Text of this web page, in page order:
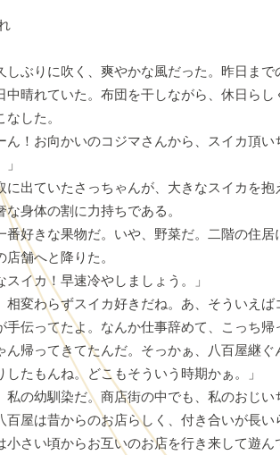
しぶりに吹く、爽やかな風だった。昨日まで
中晴れていた。布団を干しながら、休日ら
した。
ん！お向かいのコジマさんから、スイカ頂
に出ていたさっちゃんが、大きなスイカを
身体の割に力持ちである。
番好きな果物だ。いや、野菜だ。二階の住
舗へと降りた。
スイカ！早速冷やしましょう。」
相変わらずスイカ好きだね。あ、そういえ
手伝ってたよ。なんか仕事辞めて、こっち帰
ん帰ってきてたんだ。そっかぁ、八百屋継
したもんね。どこもそういう時期かぁ。」
私の幼馴染だ。商店街の中でも、私のおじ
百屋は昔からのお店らしく、付き合いが長
小さい頃からお互いのお店を行き来して遊ん